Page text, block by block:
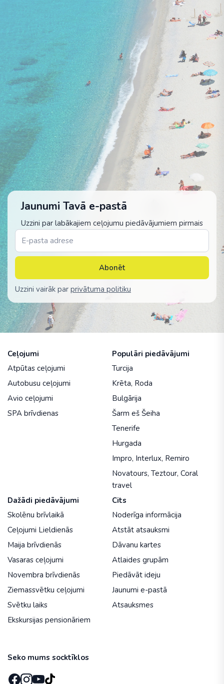
Jaunumi Tavā e-pastā
Uzzini par labākajiem ceļojumu piedāvājumiem pirmais
Abonēt
Uzzini vairāk par privātuma politiku
Ceļojumi
Atpūtas ceļojumi
Autobusu ceļojumi
Avio ceļojumi
SPA brīvdienas
Populāri piedāvājumi
Turcija
Krēta, Roda
Bulgārija
Šarm eš Šeiha
Tenerife
Hurgada
Impro, Interlux, Remiro
Novatours, Teztour, Coral
travel
Dažādi piedāvājumi
Skolēnu brīvlaikā
Ceļojumi Lieldienās
Maija brīvdienās
Vasaras ceļojumi
Novembra brīvdienās
Ziemassvētku ceļojumi
Svētku laiks
Ekskursijas pensionāriem
Cits
Noderīga informācija
Atstāt atsauksmi
Dāvanu kartes
Atlaides grupām
Piedāvāt ideju
Jaunumi e-pastā
Atsauksmes
Seko mums socktīklos